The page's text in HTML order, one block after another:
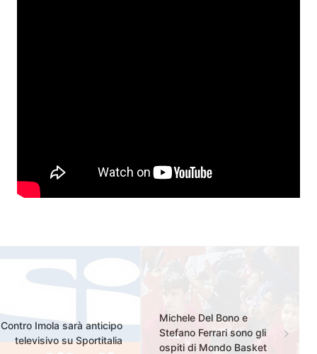
Contro Imola sarà anticipo
televisivo su Sportitalia
Michele Del Bono e
Stefano Ferrari sono gli
ospiti di Mondo Basket